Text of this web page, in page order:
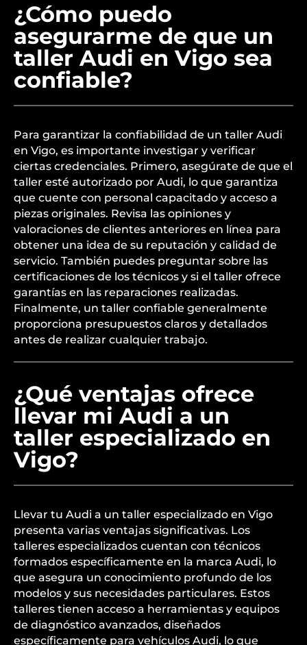
¿Cómo puedo
asegurarme de que un
taller Audi en Vigo sea
confiable?
Para garantizar la confiabilidad de un taller Audi
en Vigo, es importante investigar y verificar
ciertas credenciales. Primero, asegúrate de que el
taller esté autorizado por Audi, lo que garantiza
que cuente con personal capacitado y acceso a
piezas originales. Revisa las opiniones y
valoraciones de clientes anteriores en línea para
obtener una idea de su reputación y calidad de
servicio. También puedes preguntar sobre las
certificaciones de los técnicos y si el taller ofrece
garantías en las reparaciones realizadas.
Finalmente, un taller confiable generalmente
proporciona presupuestos claros y detallados
antes de realizar cualquier trabajo.
¿Qué ventajas ofrece
llevar mi Audi a un
taller especializado en
Vigo?
Llevar tu Audi a un taller especializado en Vigo
presenta varias ventajas significativas. Los
talleres especializados cuentan con técnicos
formados específicamente en la marca Audi, lo
que asegura un conocimiento profundo de los
modelos y sus necesidades particulares. Estos
talleres tienen acceso a herramientas y equipos
de diagnóstico avanzados, diseñados
específicamente para vehículos Audi, lo que